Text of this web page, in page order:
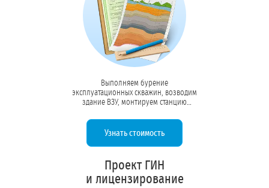
Выполняем бурение
эксплуатационных скважин, возводим
здание ВЗУ, монтируем станцию
резервуары, системы водоподготовки,
автоматики и диспетчеризации.
Передаём объект с актами ввода в
документацией.
Узнать стоимость
Проект ГИН
и лицензирование